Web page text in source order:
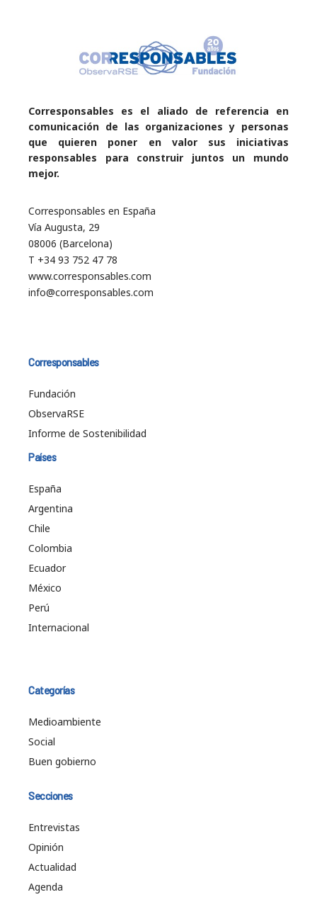
Corresponsables es el aliado de referencia en
comunicación de las organizaciones y personas
que quieren poner en valor sus iniciativas
responsables para construir juntos un mundo
mejor.
Corresponsables en España
Vía Augusta, 29
08006 (Barcelona)
T +34 93 752 47 78
www.corresponsables.com
info@corresponsables.com
Corresponsables
Fundación
ObservaRSE
Informe de Sostenibilidad
Países
España
Argentina
Chile
Colombia
Ecuador
México
Perú
Internacional
Categorías
Medioambiente
Social
Buen gobierno
Secciones
Entrevistas
Opinión
Actualidad
Agenda